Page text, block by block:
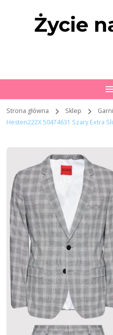
Życie
Strona główna Sklep
Hesten222X 50474631 Szary Extra